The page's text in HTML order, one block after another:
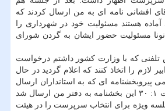
افشانی نامه ای به من ارسال كردند كه
آماده هستند مسئولیت خود در شهرداری را
مسئولیت حضور ایشان به گردن شورای
تلفنی كه با وزارت كشور داشتم درخواست
لازم را اتخاذ كنند كه اعلام گردید در حال
پیروبخشنامه ای كه به استانداران ارسال
كرده هستند. حدود ساعت ۱: ۳۰ این بخشنامه به دفتر من ارسال شد
ویژه برای انتخاب سرپرست را در هیئت